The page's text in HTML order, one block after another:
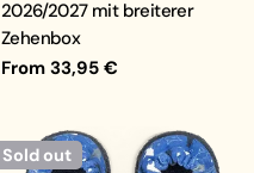
2026/2027 mit breiterer
Zehenbox
Regular
From 33,95 €
Sold out